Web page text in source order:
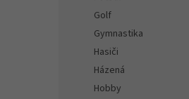
Golf
Gymnastika
Hasiči
Házená
Hobby